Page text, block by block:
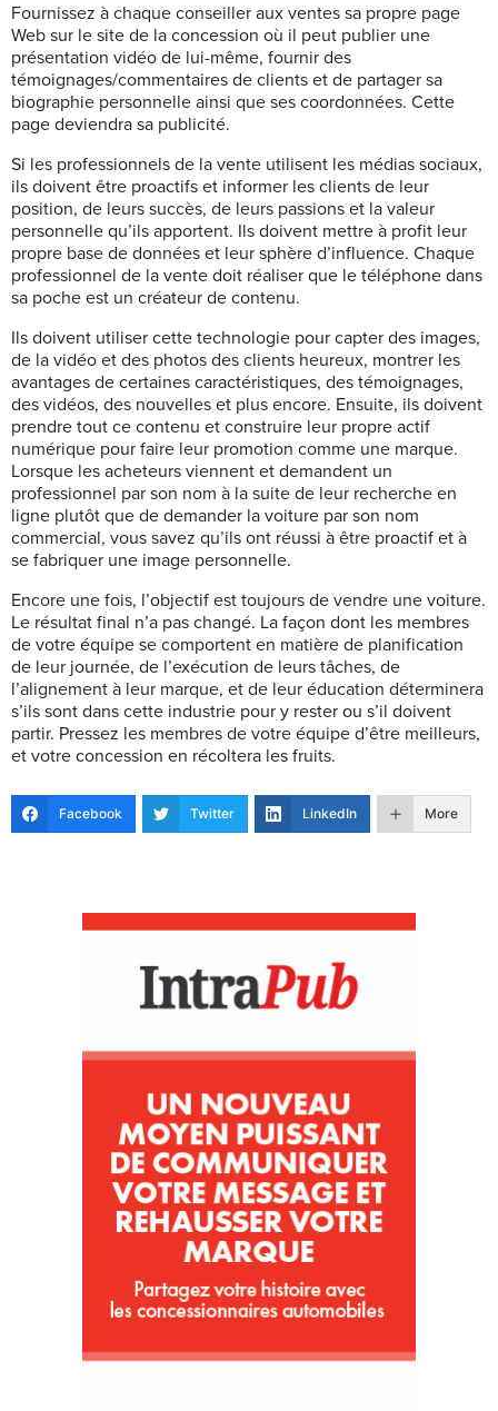
Fournissez à chaque conseiller aux ventes sa propre page
Web sur le site de la concession où il peut publier une
présentation vidéo de lui-même, fournir des
témoignages/commentaires de clients et de partager sa
biographie personnelle ainsi que ses coordonnées. Cette
page deviendra sa publicité.
Si les professionnels de la vente utilisent les médias sociaux,
ils doivent être proactifs et informer les clients de leur
position, de leurs succès, de leurs passions et la valeur
personnelle qu’ils apportent. Ils doivent mettre à profit leur
propre base de données et leur sphère d’influence. Chaque
professionnel de la vente doit réaliser que le téléphone dans
sa poche est un créateur de contenu.
Ils doivent utiliser cette technologie pour capter des images,
de la vidéo et des photos des clients heureux, montrer les
avantages de certaines caractéristiques, des témoignages,
des vidéos, des nouvelles et plus encore. Ensuite, ils doivent
prendre tout ce contenu et construire leur propre actif
numérique pour faire leur promotion comme une marque.
Lorsque les acheteurs viennent et demandent un
professionnel par son nom à la suite de leur recherche en
ligne plutôt que de demander la voiture par son nom
commercial, vous savez qu’ils ont réussi à être proactif et à
se fabriquer une image personnelle.
Encore une fois, l’objectif est toujours de vendre une voiture.
Le résultat final n’a pas changé. La façon dont les membres
de votre équipe se comportent en matière de planification
de leur journée, de l’exécution de leurs tâches, de
l’alignement à leur marque, et de leur éducation déterminera
s’ils sont dans cette industrie pour y rester ou s’il doivent
partir. Pressez les membres de votre équipe d’être meilleurs,
et votre concession en récoltera les fruits.
Facebook Twitter LinkedIn More